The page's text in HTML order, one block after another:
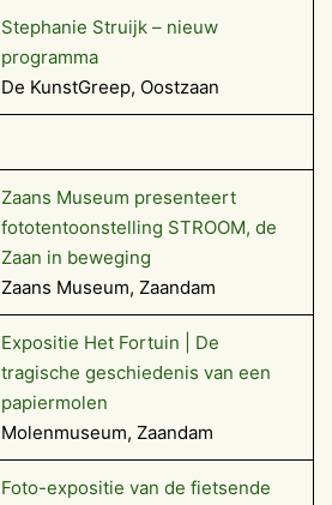
Stephanie Struijk – nieuw
programma
De KunstGreep, Oostzaan
Zaans Museum presenteert
fototentoonstelling STROOM, de
Zaan in beweging
Zaans Museum, Zaandam
Expositie Het Fortuin | De
tragische geschiedenis van een
papiermolen
Molenmuseum, Zaandam
Foto-expositie van de fietsende